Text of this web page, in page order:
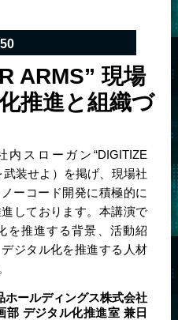
ARMS” 現場
推進と組織づ
スローガン“DIGITIZE
装せよ）を掲げ、現場社
ーコード開発に積極的に
しております。本講演で
を推進する背景、活動紹
ジタル化を推進する人材
ホールディングス株式会社
部 デジタル化推進室 兼 日